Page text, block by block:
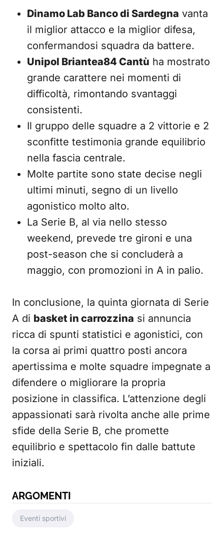
Dinamo Lab Banco di Sardegna vanta
il miglior attacco e la miglior difesa,
confermandosi squadra da battere.
Unipol Briantea84 Cantù ha mostrato
grande carattere nei momenti di
difficoltà, rimontando svantaggi
consistenti.
Il gruppo delle squadre a 2 vittorie e 2
sconfitte testimonia grande equilibrio
nella fascia centrale.
Molte partite sono state decise negli
ultimi minuti, segno di un livello
agonistico molto alto.
La Serie B, al via nello stesso
weekend, prevede tre gironi e una
post-season che si concluderà a
maggio, con promozioni in A in palio.
In conclusione, la quinta giornata di Serie
A di basket in carrozzina si annuncia
ricca di spunti statistici e agonistici, con
la corsa ai primi quattro posti ancora
apertissima e molte squadre impegnate a
difendere o migliorare la propria
posizione in classifica. L’attenzione degli
appassionati sarà rivolta anche alle prime
sfide della Serie B, che promette
equilibrio e spettacolo fin dalle battute
iniziali.
ARGOMENTI
Eventi sportivi